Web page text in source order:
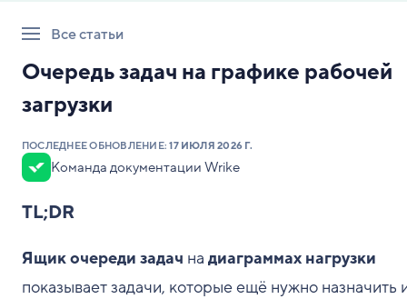
Все статьи
Очередь задач на графике рабочей
загрузки
ПОСЛЕДНЕЕ ОБНОВЛЕНИЕ:17 ИЮЛЯ 2026 Г.
Команда документации Wrike
TL;DR
Ящик очереди задач на диаграммах нагрузки
показывает задачи, которые ещё нужно назначить